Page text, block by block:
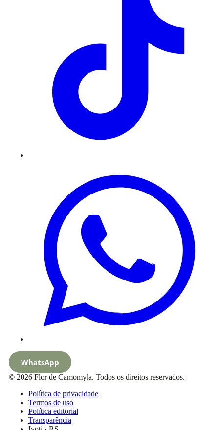
WhatsApp
© 2026 Flor de Camomyla. Todos os direitos reservados.
Política de privacidade
Termos de uso
Política editorial
Transparência